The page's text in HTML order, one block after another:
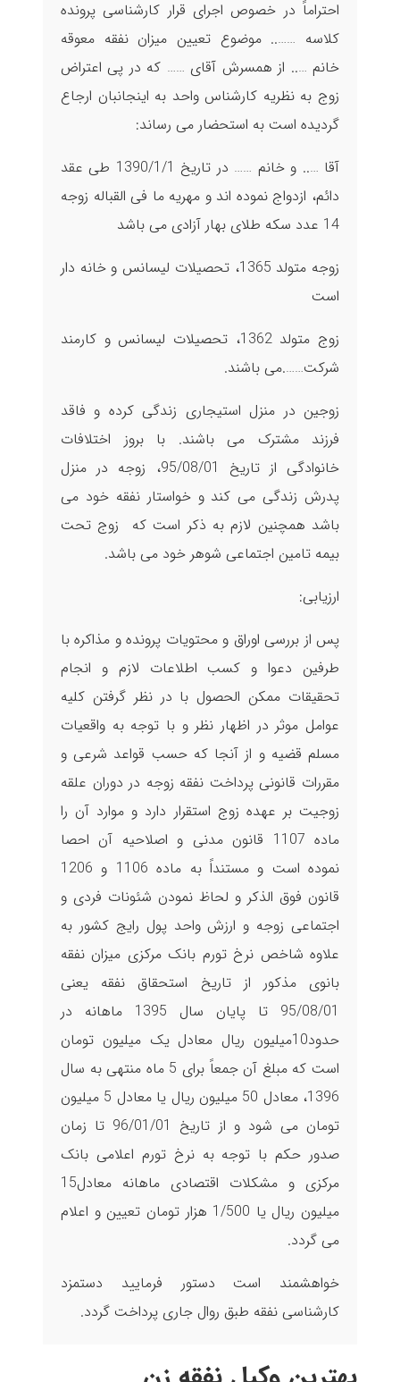
احتراماً در خصوص اجرای قرار کارشناسی پرونده
کلاسه …….. موضوع تعیین میزان نفقه معوقه
خانم ….. از همسرش آقای …… که در پی اعتراض
زوج به نظریه کارشناس واحد به اینجانبان ارجاع
گردیده است به استحضار می رساند:
آقا ….. و خانم …… در تاریخ 1390/1/1 طی عقد
دائم، ازدواج نموده اند و مهریه ما فی القباله زوجه
14 عدد سکه طلای بهار آزادی می باشد
زوجه متولد 1365، تحصیلات لیسانس و خانه دار
است
زوج متولد 1362، تحصیلات لیسانس و کارمند
شرکت…….می باشند.
زوجین در منزل استیجاری زندگی کرده و فاقد
فرزند مشترک می باشند. با بروز اختلافات
خانوادگی از تاریخ 95/08/01، زوجه در منزل
پدرش زندگی می کند و خواستار نفقه خود می
باشد همچنین لازم به ذکر است که زوج تحت
بیمه تامین اجتماعی شوهر خود می باشد.
ارزیابی:
پس از بررسی اوراق و محتویات پرونده و مذاکره با
طرفین دعوا و کسب اطلاعات لازم و انجام
تحقیقات ممکن الحصول با در نظر گرفتن کلیه
عوامل موثر در اظهار نظر و با توجه به واقعیات
مسلم قضیه و از آنجا که حسب قواعد شرعی و
مقررات قانونی پرداخت نفقه زوجه در دوران علقه
زوجیت بر عهده زوج استقرار دارد و موارد آن را
ماده 1107 قانون مدنی و اصلاحیه آن احصا
نموده است و مستنداً به ماده 1106 و 1206
قانون فوق الذکر و لحاظ نمودن شئونات فردی و
اجتماعی زوجه و ارزش واحد پول رایج کشور به
علاوه شاخص نرخ تورم بانک مرکزی میزان نفقه
بانوی مذکور از تاریخ استحقاق نفقه یعنی
95/08/01 تا پایان سال 1395 ماهانه در
حدود10میلیون ریال معادل یک میلیون تومان
است که مبلغ آن جمعاً برای 5 ماه منتهی به سال
1396، معادل 50 میلیون ریال یا معادل 5 میلیون
تومان می شود و از تاریخ 96/01/01 تا زمان
صدور حکم با توجه به نرخ تورم اعلامی بانک
مرکزی و مشکلات اقتصادی ماهانه معادل15
میلیون ریال یا 1/500 هزار تومان تعیین و اعلام
می گردد.
خواهشمند است دستور فرمایید دستمزد
کارشناسی نفقه طبق روال جاری پرداخت گردد.